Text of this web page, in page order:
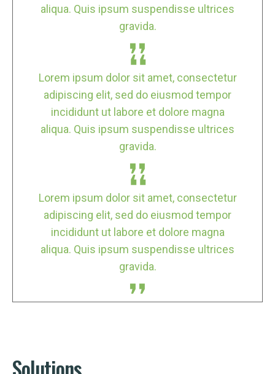
aliqua. Quis ipsum suspendisse ultrices
gravida.
Lorem ipsum dolor sit amet, consectetur
adipiscing elit, sed do eiusmod tempor
incididunt ut labore et dolore magna
aliqua. Quis ipsum suspendisse ultrices
gravida.
Lorem ipsum dolor sit amet, consectetur
adipiscing elit, sed do eiusmod tempor
incididunt ut labore et dolore magna
aliqua. Quis ipsum suspendisse ultrices
gravida.